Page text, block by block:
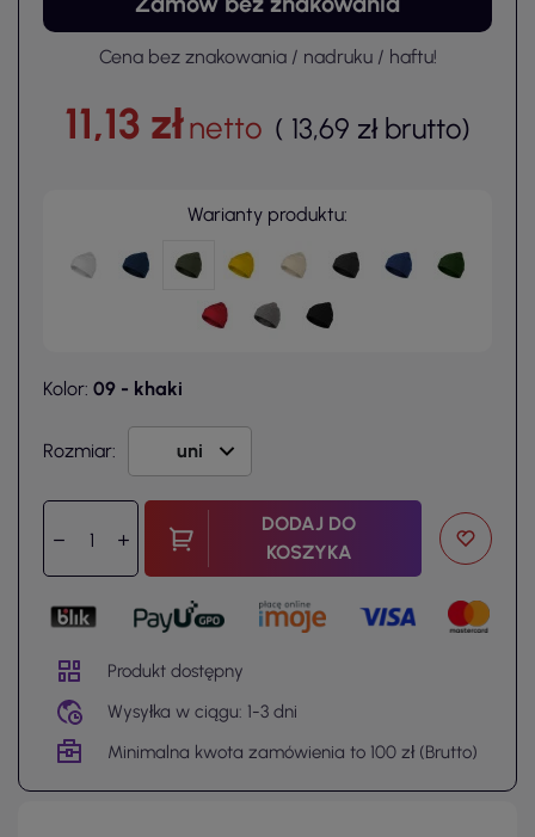
Cena bez znakowania / nadruku / haftu!
11,13 złnetto ( 13,69 zł brutto)
Warianty produktu:
Kolor: 09 - khaki
Rozmiar:
DODAJ DO
KOSZYKA
Produkt dostępny
Wysyłka w ciągu: 1-3 dni
Minimalna kwota zamówienia to 100 zł (Brutto)